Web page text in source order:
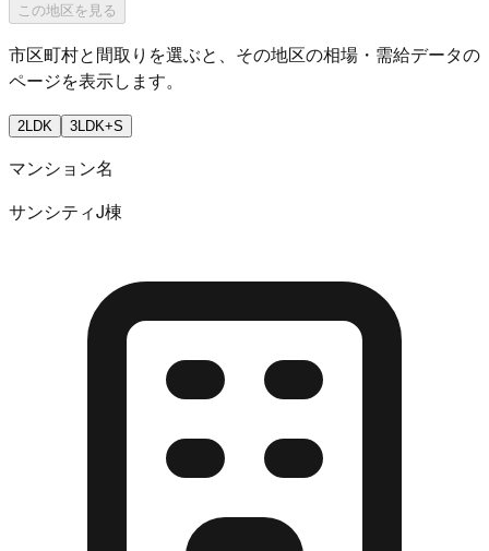
この地区を見る
市区町村と間取りを選ぶと、その地区の相場・需給データの
ページを表示します。
2LDK 3LDK+S
マンション名
サンシティJ棟